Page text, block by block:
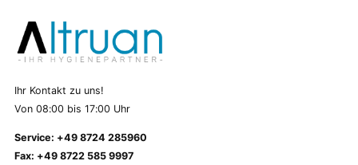
Ihr Kontakt zu uns!
Von 08:00 bis 17:00 Uhr
Service: +49 8724 285960
Fax: +49 8722 585 9997